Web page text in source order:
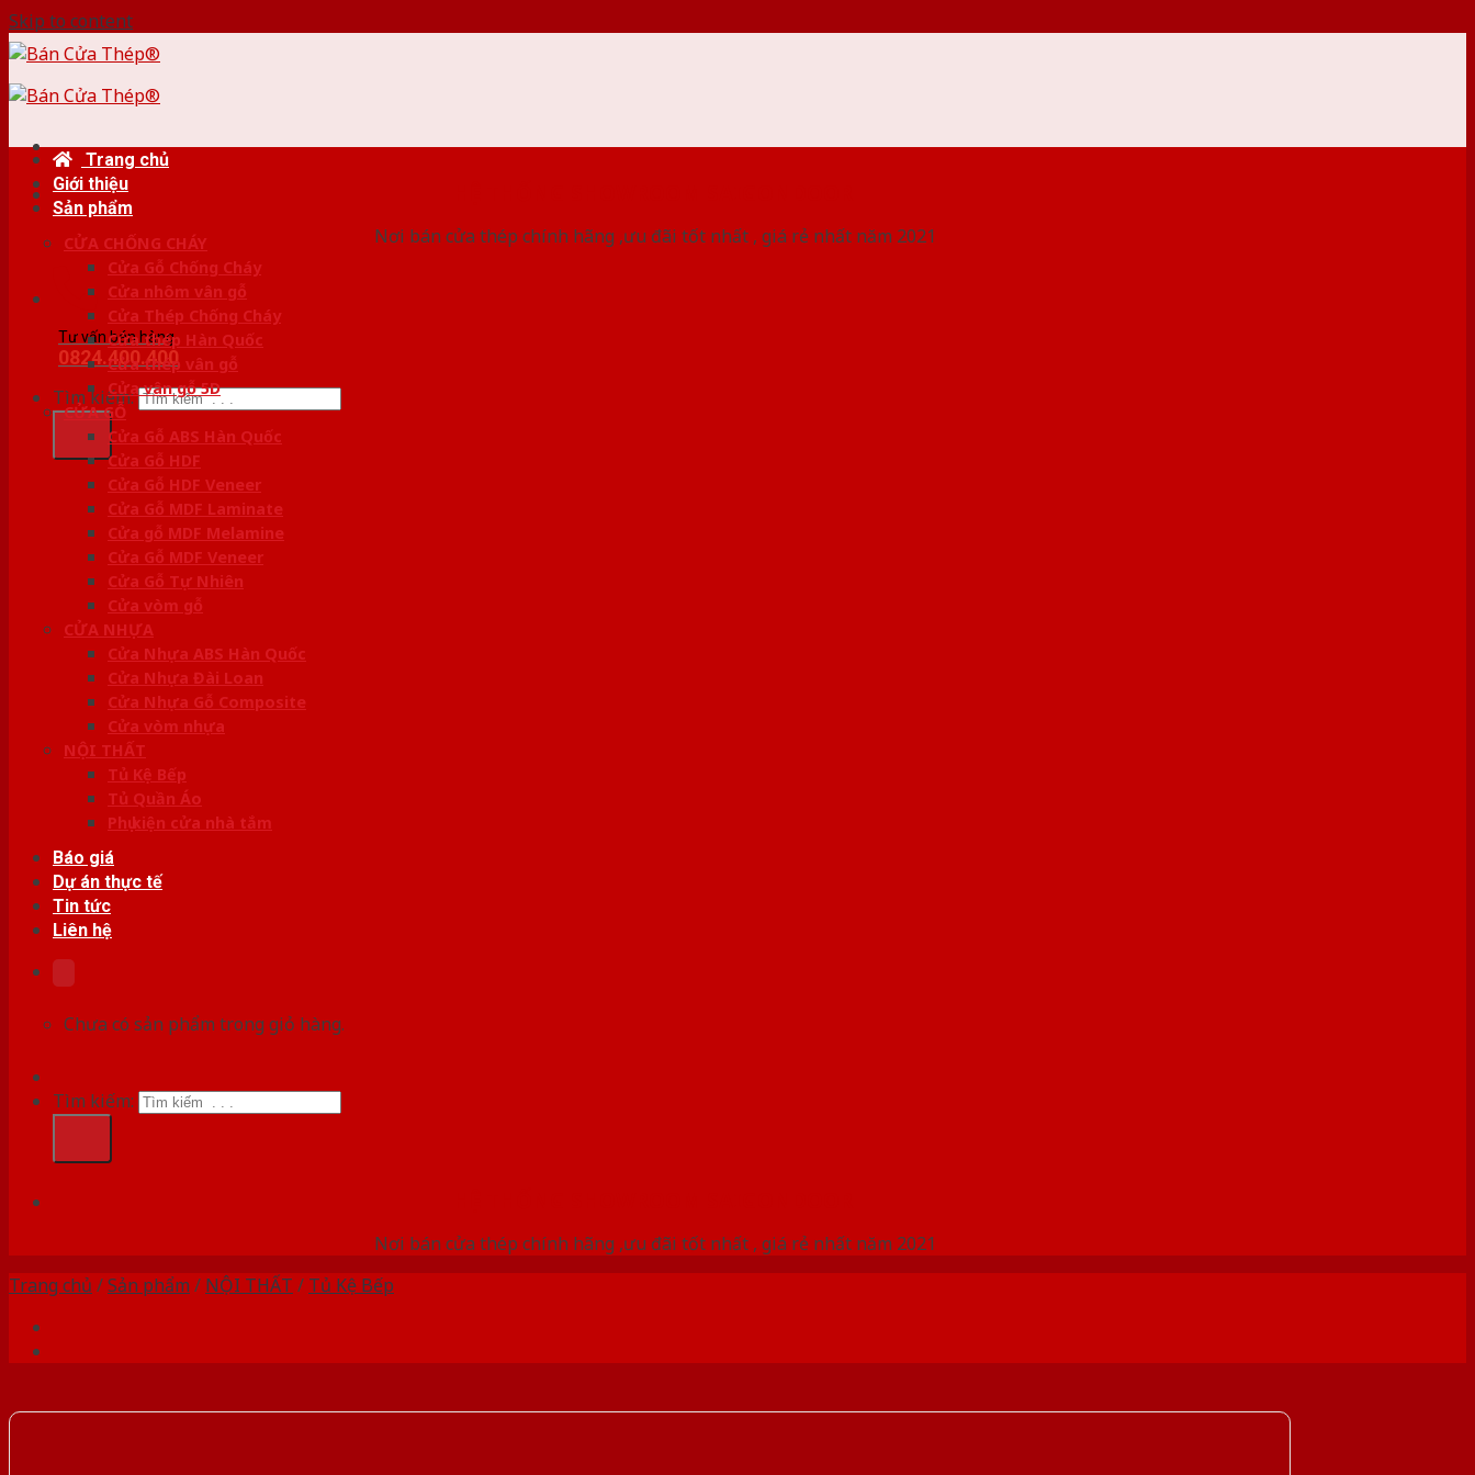
Skip to content
Nơi bán cửa thép chính hãng ,ưu đãi tốt nhất , giá rẻ nhất năm 2021
Tư vấn bán hàng
0824.400.400
Tìm kiếm:
Trang chủ
Giới thiệu
Sản phẩm
CỬA CHỐNG CHÁY
Cửa Gỗ Chống Cháy
Cửa nhôm vân gỗ
Cửa Thép Chống Cháy
Cửa thép Hàn Quốc
Cửa thép vân gỗ
Cửa vân gỗ 5D
CỬA GỖ
Cửa Gỗ ABS Hàn Quốc
Cửa Gỗ HDF
Cửa Gỗ HDF Veneer
Cửa Gỗ MDF Laminate
Cửa gỗ MDF Melamine
Cửa Gỗ MDF Veneer
Cửa Gỗ Tự Nhiên
Cửa vòm gỗ
CỬA NHỰA
Cửa Nhựa ABS Hàn Quốc
Cửa Nhựa Đài Loan
Cửa Nhựa Gỗ Composite
Cửa vòm nhựa
NỘI THẤT
Tủ Kệ Bếp
Tủ Quần Áo
Phụ kiện cửa nhà tắm
Báo giá
Dự án thực tế
Tin tức
Liên hệ
Chưa có sản phẩm trong giỏ hàng.
Tìm kiếm:
Nơi bán cửa thép chính hãng ,ưu đãi tốt nhất , giá rẻ nhất năm 2021
Trang chủ /Sản phẩm / NỘI THẤT / Tủ Kệ Bếp